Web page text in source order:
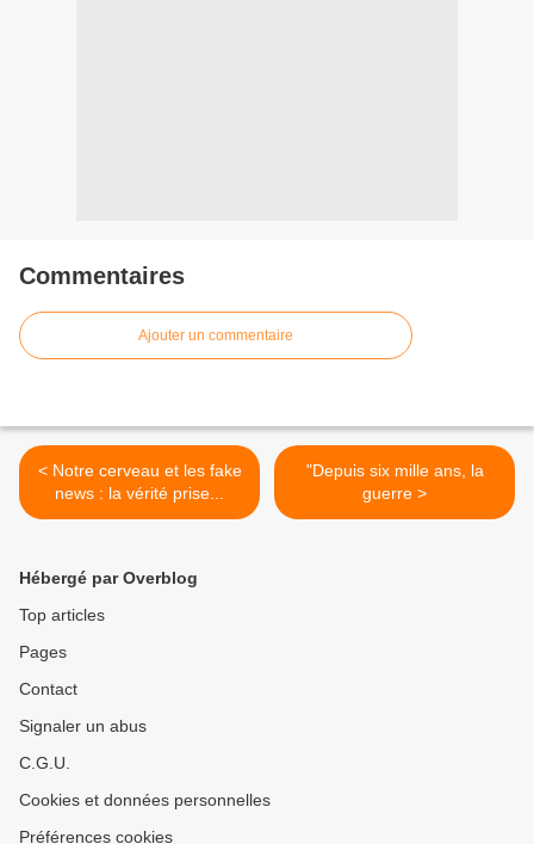
Commentaires
Ajouter un commentaire
< Notre cerveau et les fake
news : la vérité prise...
"Depuis six mille ans, la
guerre >
Hébergé par Overblog
Top articles
Pages
Contact
Signaler un abus
C.G.U.
Cookies et données personnelles
Préférences cookies